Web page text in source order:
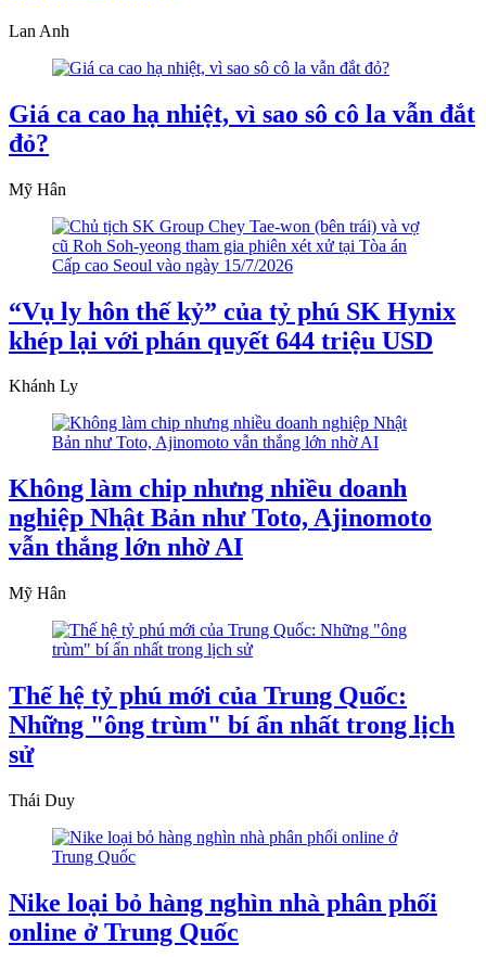
Lan Anh
Giá ca cao hạ nhiệt, vì sao sô cô la vẫn đắt
đỏ?
Mỹ Hân
“Vụ ly hôn thế kỷ” của tỷ phú SK Hynix
khép lại với phán quyết 644 triệu USD
Khánh Ly
Không làm chip nhưng nhiều doanh
nghiệp Nhật Bản như Toto, Ajinomoto
vẫn thắng lớn nhờ AI
Mỹ Hân
Thế hệ tỷ phú mới của Trung Quốc:
Những "ông trùm" bí ẩn nhất trong lịch
sử
Thái Duy
Nike loại bỏ hàng nghìn nhà phân phối
online ở Trung Quốc